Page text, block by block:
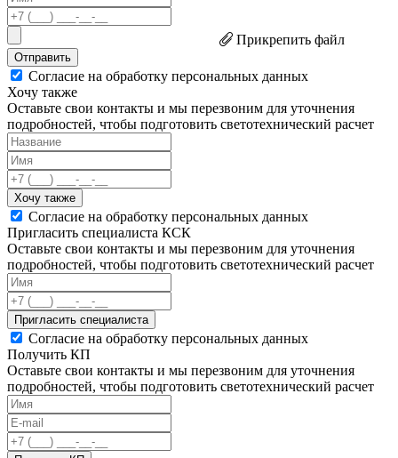
Прикрепить файл
Отправить
Согласие на обработку персональных данных
Хочу также
Оставьте свои контакты и мы перезвоним для уточнения
подробностей, чтобы подготовить светотехнический расчет
Хочу также
Согласие на обработку персональных данных
Пригласить специалиста КСК
Оставьте свои контакты и мы перезвоним для уточнения
подробностей, чтобы подготовить светотехнический расчет
Пригласить специалиста
Согласие на обработку персональных данных
Получить КП
Оставьте свои контакты и мы перезвоним для уточнения
подробностей, чтобы подготовить светотехнический расчет